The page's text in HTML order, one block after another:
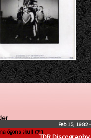
ögons skull (7″)
Feb 15, 1982•